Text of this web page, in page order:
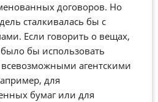
договоров. Но
сталкивалась бы с
Если говорить о вещах,
бы использовать
агентскими
для
бумаг или для